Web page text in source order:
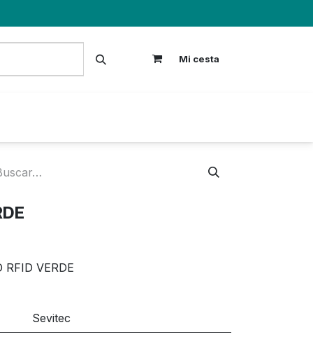
Mi cesta
RFID VERDE
Sevitec